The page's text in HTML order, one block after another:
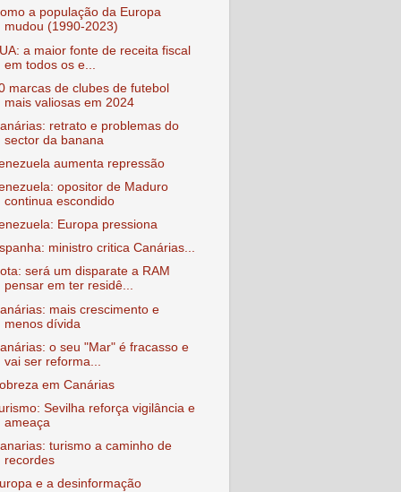
a população da Europa
mudou (1990-2023)
a maior fonte de receita fiscal
em todos os e...
marcas de clubes de futebol
mais valiosas em 2024
retrato e problemas do
sector da banana
aumenta repressão
opositor de Maduro
continua escondido
Europa pressiona
ministro critica Canárias...
será um disparate a RAM
pensar em ter residê...
mais crescimento e
menos dívida
o seu "Mar" é fracasso e
vai ser reforma...
em Canárias
Sevilha reforça vigilância e
ameaça
turismo a caminho de
recordes
e a desinformação